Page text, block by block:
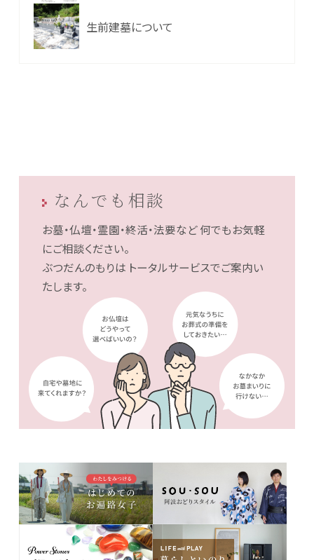
生前建墓について
なんでも相談
お墓・仏壇・霊園・終活・法要など何でもお気軽
にご相談ください。
ぶつだんのもりは トータルサービスでご案内い
たします。